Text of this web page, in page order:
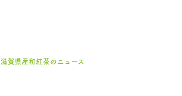
滋賀県産和紅茶のニュース